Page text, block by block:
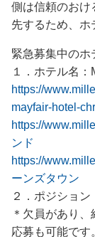
側は信頼のおけ
先するため、ホ
緊急募集中のホ
１．ホテル名
https://
mayfair-hotel-
https://
ンド
https://
ーンズタウン
２．ポジショ
＊欠員があり
応募も可能です